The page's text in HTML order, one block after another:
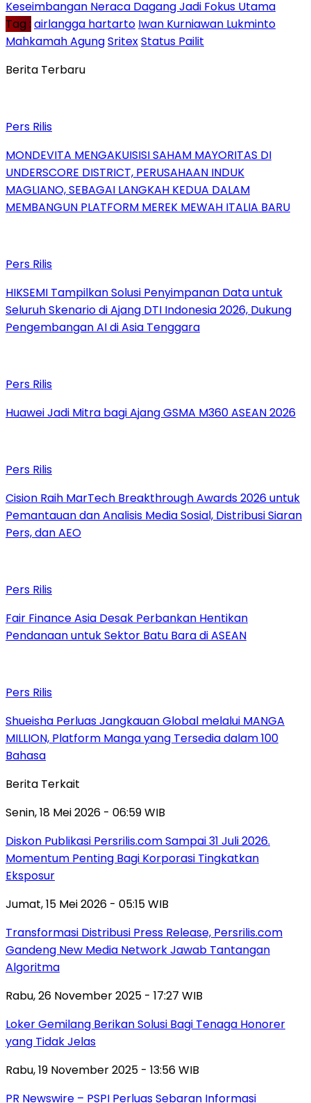
Keseimbangan Neraca Dagang Jadi Fokus Utama
Tag : airlangga hartarto Iwan Kurniawan Lukminto
Mahkamah AgungSritexStatus Pailit
Berita Terbaru
Pers Rilis
MONDEVITA MENGAKUISISI SAHAM MAYORITAS DI
UNDERSCORE DISTRICT, PERUSAHAAN INDUK
MAGLIANO, SEBAGAI LANGKAH KEDUA DALAM
MEMBANGUN PLATFORM MEREK MEWAH ITALIA BARU
Pers Rilis
HIKSEMI Tampilkan Solusi Penyimpanan Data untuk
Seluruh Skenario di Ajang DTI Indonesia 2026, Dukung
Pengembangan AI di Asia Tenggara
Pers Rilis
Huawei Jadi Mitra bagi Ajang GSMA M360 ASEAN 2026
Pers Rilis
Cision Raih MarTech Breakthrough Awards 2026 untuk
Pemantauan dan Analisis Media Sosial, Distribusi Siaran
Pers, dan AEO
Pers Rilis
Fair Finance Asia Desak Perbankan Hentikan
Pendanaan untuk Sektor Batu Bara di ASEAN
Pers Rilis
Shueisha Perluas Jangkauan Global melalui MANGA
MILLION, Platform Manga yang Tersedia dalam 100
Bahasa
Berita Terkait
Senin, 18 Mei 2026 - 06:59 WIB
Diskon Publikasi Persrilis.com Sampai 31 Juli 2026.
Momentum Penting Bagi Korporasi Tingkatkan
Eksposur
Jumat, 15 Mei 2026 - 05:15 WIB
Transformasi Distribusi Press Release, Persrilis.com
Gandeng New Media Network Jawab Tantangan
Algoritma
Rabu, 26 November 2025 - 17:27 WIB
Loker Gemilang Berikan Solusi Bagi Tenaga Honorer
yang Tidak Jelas
Rabu, 19 November 2025 - 13:56 WIB
PR Newswire – PSPI Perluas Sebaran Informasi